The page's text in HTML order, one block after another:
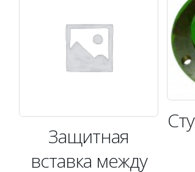
Защитная
вставка между